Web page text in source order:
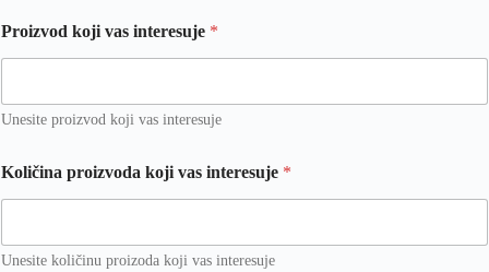
Proizvod koji vas interesuje *
Unesite proizvod koji vas interesuje
l
i
T
Količina proizvoda koji vas interesuje *
Unesite količinu proizoda koji vas interesuje